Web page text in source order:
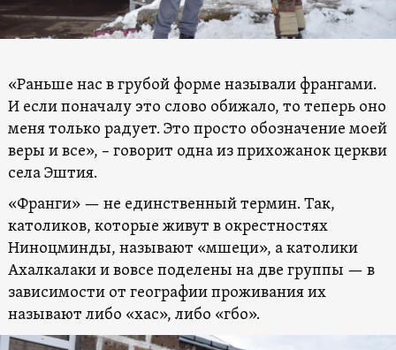
«Раньше нас в грубой форме называли франгами.
И если поначалу это слово обижало, то теперь оно
меня только радует. Это просто обозначение моей
веры и все», – говорит одна из прихожанок церкви
села Эштия.
«Франги» — не единственный термин. Так,
католиков, которые живут в окрестностях
Ниноцминды, называют «мшеци», а католики
Ахалкалаки и вовсе поделены на две группы — в
зависимости от географии проживания их
называют либо «хас», либо «гбо».